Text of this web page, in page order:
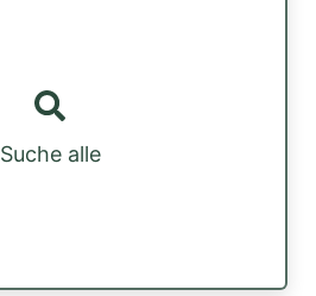
Suche alle